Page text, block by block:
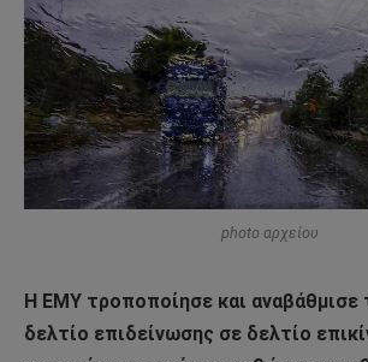
photo αρχείου
Η ΕΜΥ τροποποίησε και αναβάθμισε
δελτίο επιδείνωσης σε δελτίο